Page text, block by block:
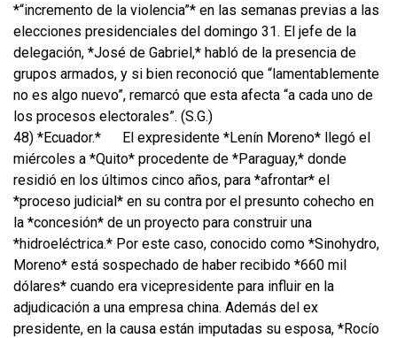
*“incremento de la violencia”* en las semanas previas a las
elecciones presidenciales del domingo 31. El jefe de la
delegación, *José de Gabriel,* habló de la presencia de
grupos armados, y si bien reconoció que “lamentablemente
no es algo nuevo”, remarcó que esta afecta “a cada uno de
los procesos electorales”. (S.G.)
48) *Ecuador.*
El expresidente *Lenín Moreno* llegó el
miércoles a *Quito* procedente de *Paraguay,* donde
residió en los últimos cinco años, para *afrontar* el
*proceso judicial* en su contra por el presunto cohecho en
la *concesión* de un proyecto para construir una
*hidroeléctrica.* Por este caso, conocido como *Sinohydro,
Moreno* está sospechado de haber recibido *660 mil
dólares* cuando era vicepresidente para influir en la
adjudicación a una empresa china. Además del ex
presidente, en la causa están imputadas su esposa, *Rocío